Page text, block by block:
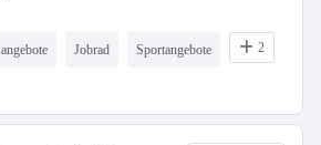
Jobrad Sportangebote 2